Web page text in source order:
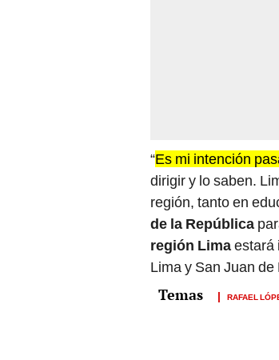
“Es mi intención
dirigir y lo saben.
región, tanto en
de la República
región Limaestará
Lima y San Juan
RAFAEL